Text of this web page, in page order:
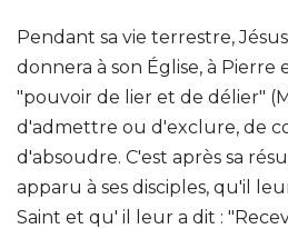
Pendant sa vie terrestre,
donnera à son Église, à Pierre
"pouvoir de lier et de délier"
d'admettre ou d'exclure, de
d'absoudre. C'est après sa
apparu à ses disciples, qu'il
Saint et qu' il leur a dit :